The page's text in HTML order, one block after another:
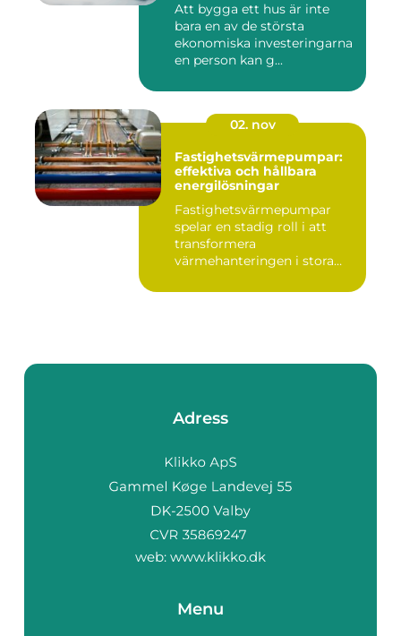
Att bygga ett hus är inte
bara en av de största
ekonomiska investeringarna
en person kan g...
02. nov
Fastighetsvärmepumpar:
effektiva och hållbara
energilösningar
Fastighetsvärmepumpar
spelar en stadig roll i att
transformera
värmehanteringen i stora
Adress
web: www.klikko.dk
Menu